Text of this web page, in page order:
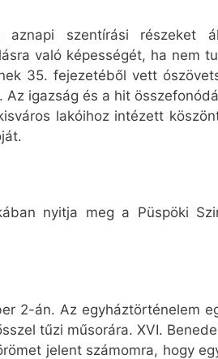
szentírási részeket
való képességét, ha nem
35. fejezetéből vett
igazság és a hit
lakóihoz intézett
nyitja meg a Püspöki
2-án. Az egyháztörténelem
tűzi műsorára. XVI.
jelent számomra, hogy